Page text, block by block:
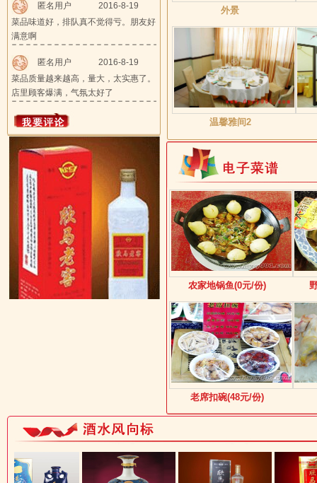
匿名用户
2016-8-19
菜品味道好，排队真不觉得亏。朋友好
满意啊
匿名用户
2016-8-19
菜品质量越来越高，量大，太实惠了。
店里顾客爆满，气氛太好了
外景
温馨雅间2
农家地锅鱼(0元/份)
老席扣碗(48元/份)